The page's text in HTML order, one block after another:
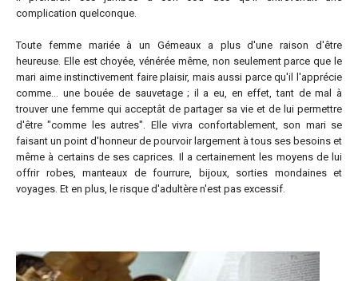
complication quelconque.
Toute femme mariée à un Gémeaux a plus d'une raison d'être
heureuse. Elle est choyée, vénérée même, non seulement parce que le
mari aime instinctivement faire plaisir, mais aussi parce qu'il l'apprécie
comme... une bouée de sauvetage ; il a eu, en effet, tant de mal à
trouver une femme qui acceptât de partager sa vie et de lui permettre
d'être "comme les autres". Elle vivra confortablement, son mari se
faisant un point d'honneur de pourvoir largement à tous ses besoins et
même à certains de ses caprices. Il a certainement les moyens de lui
offrir robes, manteaux de fourrure, bijoux, sorties mondaines et
voyages. Et en plus, le risque d'adultère n'est pas excessif.